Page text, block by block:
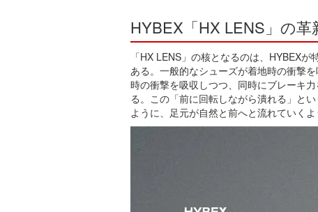
HYBEX「HX LENS」の革
「HX LENS」の核となるのは、HYBEX
ある。一般的なシューズが着地時の衝撃
時の衝撃を吸収しつつ、同時にブレーキ
る。この「前に回転しながら潰れる」と
ように、足元が自然と前へと流れていくよ